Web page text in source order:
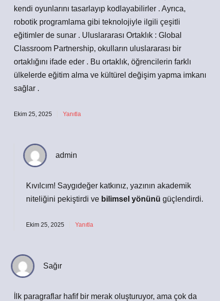
kendi oyunlarını tasarlayıp kodlayabilirler . Ayrıca,
robotik programlama gibi teknolojiyle ilgili çeşitli
eğitimler de sunar . Uluslararası Ortaklık : Global
Classroom Partnership, okulların uluslararası bir
ortaklığını ifade eder . Bu ortaklık, öğrencilerin farklı
ülkelerde eğitim alma ve kültürel değişim yapma imkanı
sağlar .
Ekim 25, 2025 Yanıtla
admin
Kıvılcım! Saygıdeğer katkınız, yazının akademik
niteliğini pekiştirdi ve bilimsel yönünü güçlendirdi.
Ekim 25, 2025 Yanıtla
Sağır
İlk paragraflar hafif bir merak oluşturuyor, ama çok da